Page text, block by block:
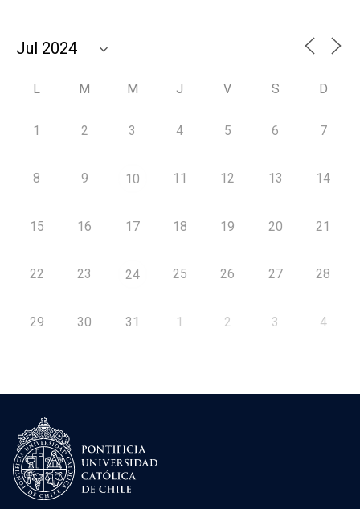
L M M J V S D
1 2 3 4 5 6 7
8 9 10 11 12 13 14
15 16 17 18 19 20 21
22 23 24 25 26 27 28
29 30 31 1 2 3 4